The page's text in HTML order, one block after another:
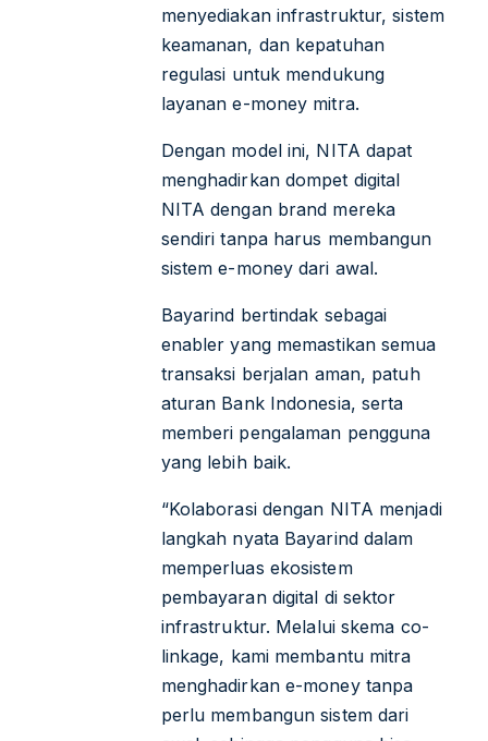
menyediakan infrastruktur, sistem
keamanan, dan kepatuhan
regulasi untuk mendukung
layanan e-money mitra.
Dengan model ini, NITA dapat
menghadirkan dompet digital
NITA dengan brand mereka
sendiri tanpa harus membangun
sistem e-money dari awal.
Bayarind bertindak sebagai
enabler yang memastikan semua
transaksi berjalan aman, patuh
aturan Bank Indonesia, serta
memberi pengalaman pengguna
yang lebih baik.
“Kolaborasi dengan NITA menjadi
langkah nyata Bayarind dalam
memperluas ekosistem
pembayaran digital di sektor
infrastruktur. Melalui skema co-
linkage, kami membantu mitra
menghadirkan e-money tanpa
perlu membangun sistem dari